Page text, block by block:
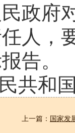
政府
人，
告。
共和
上一篇： 国家发